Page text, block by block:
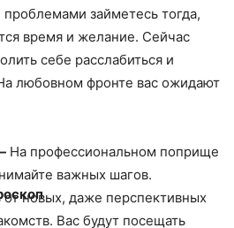
займетесь тогда,
время и желание. Сейчас
себе расслабиться и
любовном фронте вас ожидают
На профессиональном поприще
важных шагов.
от новых, даже перспективных
Вас будут посещать